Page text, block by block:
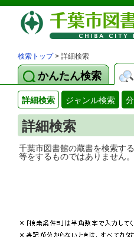
検索トップ> 詳細検索
かんたん検索
詳細検索 ジャンル検索
詳細検索
千葉市図書館の蔵
等をするものではありません。